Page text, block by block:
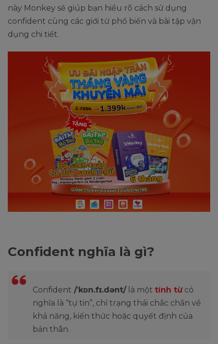
này Monkey sẽ giúp bạn hiểu rõ cách sử dụng
confident cùng các giới từ phổ biến và bài tập vận
dụng chi tiết.
Confident nghĩa là gì?
Confident /ˈkɒn.fɪ.dənt/là một tính từcó
nghĩa là “tự tin”, chỉ trạng thái chắc chắn về
khả năng, kiến thức hoặc quyết định của
bản thân.